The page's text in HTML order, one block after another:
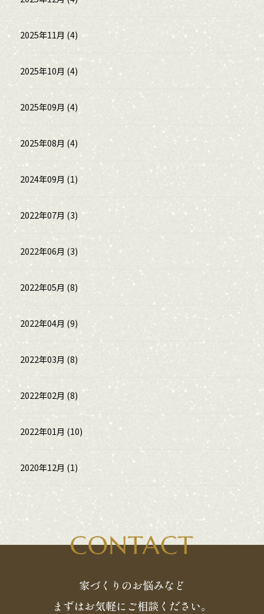
2025年11月 (4)
2025年10月 (4)
2025年09月 (4)
2025年08月 (4)
2024年09月 (1)
2022年07月 (3)
2022年06月 (3)
2022年05月 (8)
2022年04月 (9)
2022年03月 (8)
2022年02月 (8)
2022年01月 (10)
2020年12月 (1)
家づくりのお悩みなど
まずはお気軽にご相談ください。